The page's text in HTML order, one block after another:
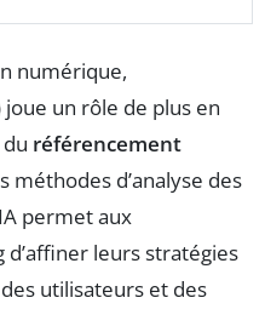
numérique,
joue un rôle de plus en
référencement
méthodes d’analyse des
permet aux
leurs stratégies
utilisateurs et des